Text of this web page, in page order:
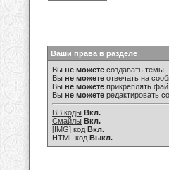
Ваши права в разделе
Вы не можете создавать темы
Вы не можете отвечать на
Вы не можете прикреплять
Вы не можете редактировать
BB коды Вкл.
Смайлы Вкл.
[IMG] код Вкл.
HTML код Выкл.